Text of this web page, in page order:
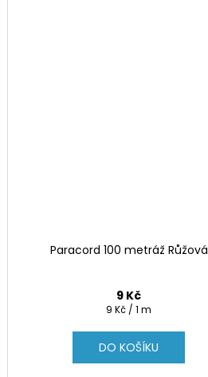
Paracord 100 metráž Růžová
9 Kč
Měrná
9 Kč / 1 m
DO KOŠÍKU